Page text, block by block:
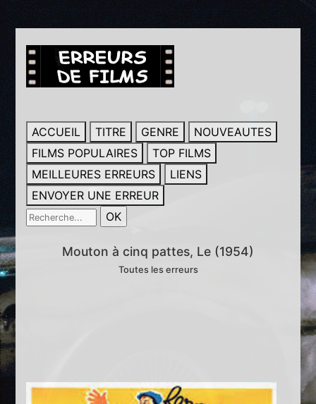
ACCUEIL TITRE GENRE
NOUVEAUTES
FILMS POPULAIRES
TOP FILMS
MEILLEURES ERREURS
LIENS
ENVOYER UNE ERREUR
Mouton à cinq pattes, Le (1954)
Toutes les erreurs